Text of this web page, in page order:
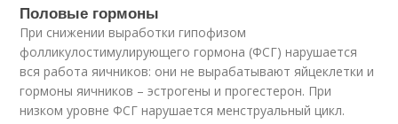
Половые гормоны
При снижении выработки гипофизом
фолликулостимулирующего гормона (ФСГ) нарушается
вся работа яичников: они не вырабатывают яйцеклетки и
гормоны яичников – эстрогены и прогестерон. При
низком уровне ФСГ нарушается менструальный цикл.